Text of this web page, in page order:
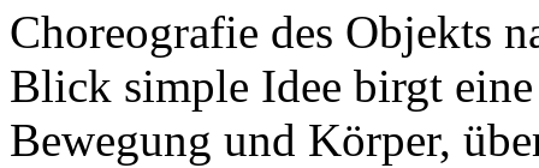
Choreografie des Objekts
Blick simple Idee birgt
Bewegung und Körper,